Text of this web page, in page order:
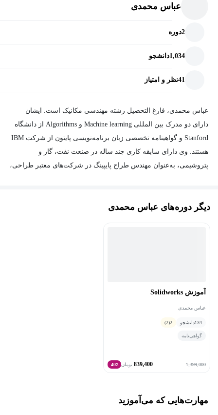
عباس محمدی
2دوره
1,034دانشجو
41نظر و امتیاز
عباس محمدی، فارغ التحصیل رشته مهندسی مکانیک است. ایشان
دارای دو مدرک بین المللی Machine learning و Algorithms از دانشگاه
Stanford و گواهینامه تخصصی زبان برنامه‌نویسی پایتون از شرکت IBM
هستند. وی دارای سابقه کاری چند ساله در صنعت نفت، گاز و
پتروشیمی، به‌عنوان مهندس طراح پایپینگ در شرکت‌های معتبر طراحی،
دیگر دوره‌های عباس محمدی
آموزش Solidworks
عباس محمدی
134دانشجو 2
(2)
گواهی‌نامه
1,399,000
839,400 تومان 40٪
مهارت‌هایی که می‌آموزید